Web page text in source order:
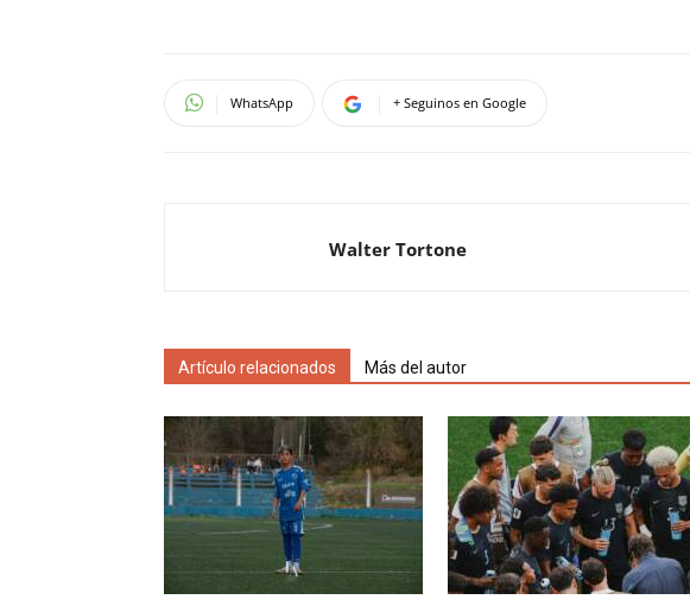
WhatsApp + Seguinos en Google
Walter Tortone
Artículo relacionados Más del autor